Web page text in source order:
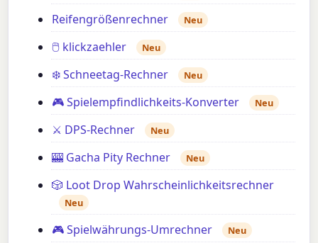
Reifengrößenrechner Neu
🖱️ klickzaehler Neu
❄️ Schneetag-Rechner Neu
🎮 Spielempfindlichkeits-Konverter Neu
⚔️ DPS-Rechner Neu
🎰 Gacha Pity Rechner Neu
🎲 Loot Drop Wahrscheinlichkeitsrechner
Neu
🎮 Spielwährungs-Umrechner Neu